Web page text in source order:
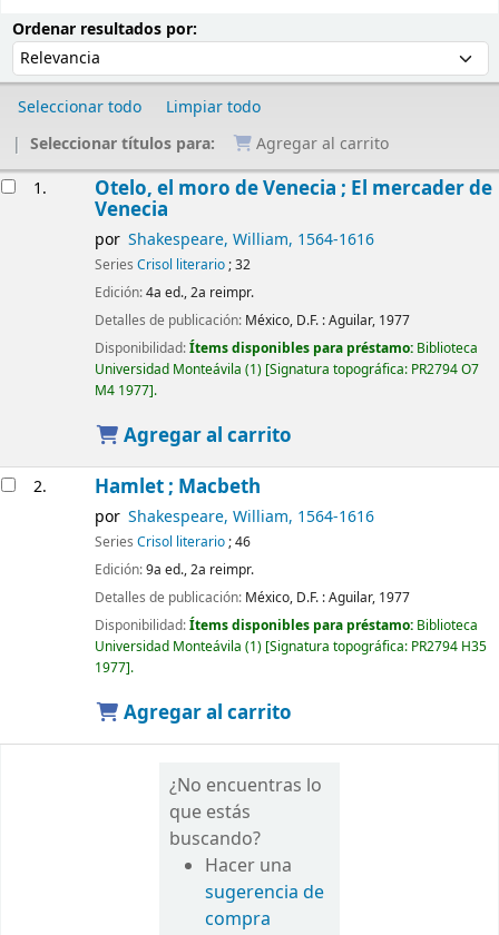
Ordenar resultados por:
Seleccionar todo
Limpiar todo
Seleccionar títulos para:
Agregar al carrito
1. Otelo, el moro de Venecia ; El mercader de
Venecia
por Shakespeare, William, 1564-1616
Series Crisol literario; 32
Edición:4a ed., 2a reimpr.
Detalles de publicación: México, D.F. :Aguilar, 1977
Disponibilidad:Ítems disponibles para préstamo: Biblioteca
Universidad Monteávila (1) Signatura topográfica: PR2794 O7
M4 1977 .
Agregar al carrito
2. Hamlet ; Macbeth
por Shakespeare, William, 1564-1616
Series Crisol literario; 46
Edición:9a ed., 2a reimpr.
Detalles de publicación: México, D.F. :Aguilar, 1977
Disponibilidad:Ítems disponibles para préstamo: Biblioteca
Universidad Monteávila (1) Signatura topográfica: PR2794 H35
1977 .
Agregar al carrito
¿No encuentras lo
que estás
buscando?
Hacer una
sugerencia de
compra